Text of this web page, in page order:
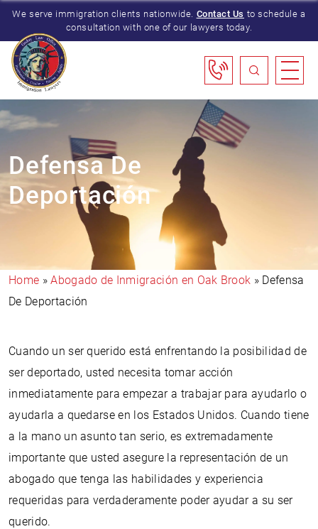
We serve immigration clients nationwide. Contact Us to schedule a
consultation with one of our lawyers today.
Defensa De
Deportación
Home »Abogado de Inmigración en Oak Brook » Defensa
De Deportación
Cuando un ser querido está enfrentando la posibilidad de
ser deportado, usted necesita tomar acción
inmediatamente para empezar a trabajar para ayudarlo o
ayudarla a quedarse en los Estados Unidos. Cuando tiene
a la mano un asunto tan serio, es extremadamente
importante que usted asegure la representación de un
abogado que tenga las habilidades y experiencia
requeridas para verdaderamente poder ayudar a su ser
querido.